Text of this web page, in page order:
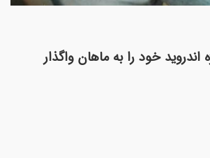
اندروید خود را به ماهان واگذار